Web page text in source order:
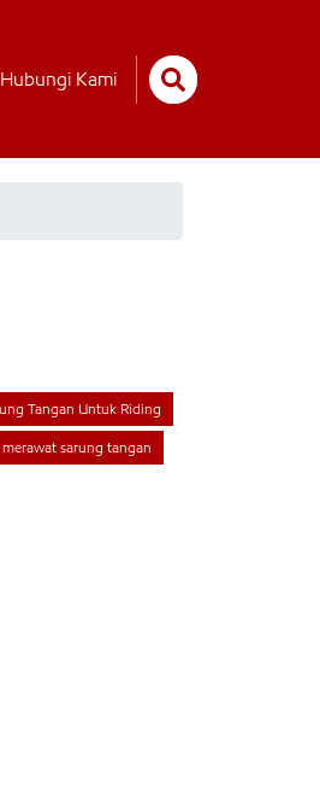
Hubungi Kami
Tangan Untuk Riding
sarung tangan